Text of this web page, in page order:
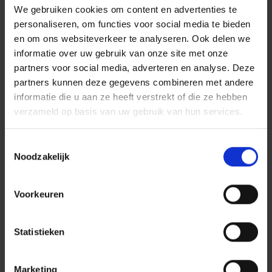
We gebruiken cookies om content en advertenties te
personaliseren, om functies voor social media te bieden
en om ons websiteverkeer te analyseren. Ook delen we
informatie over uw gebruik van onze site met onze
partners voor social media, adverteren en analyse. Deze
partners kunnen deze gegevens combineren met andere
informatie die u aan ze heeft verstrekt of die ze hebben
verzameld op basis van uw gebruik van hun services.
Noodzakelijk
Voorkeuren
Statistieken
Marketing
Lees meer over de Oranje Loper
Tijdelijke verkeersbrug
Jordaanbrug in
leerden van vorig